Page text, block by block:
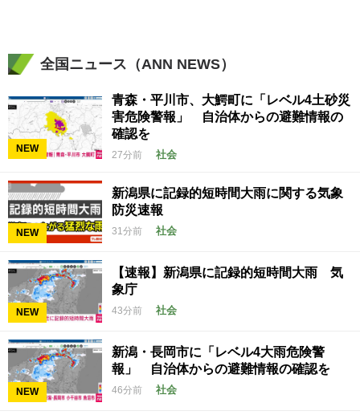
全国ニュース（ANN NEWS）
NEW
青森・平川市、大鰐町に「レベル4土砂災
害危険警報」 自治体からの避難情報の
確認を
27分前 社会
NEW
新潟県に記録的短時間大雨に関する気象
防災速報
31分前 社会
NEW
【速報】新潟県に記録的短時間大雨 気
象庁
43分前 社会
NEW
新潟・長岡市に「レベル4大雨危険警
報」 自治体からの避難情報の確認を
46分前 社会